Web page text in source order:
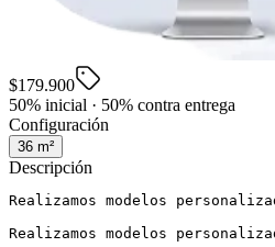
$179.900
50% inicial · 50% contra entrega
Configuración
36 m²
Descripción
Realizamos modelos
Realizamos modelos